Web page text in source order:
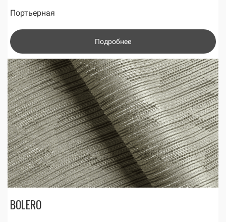
Портьерная
Подробнее
BOLERO